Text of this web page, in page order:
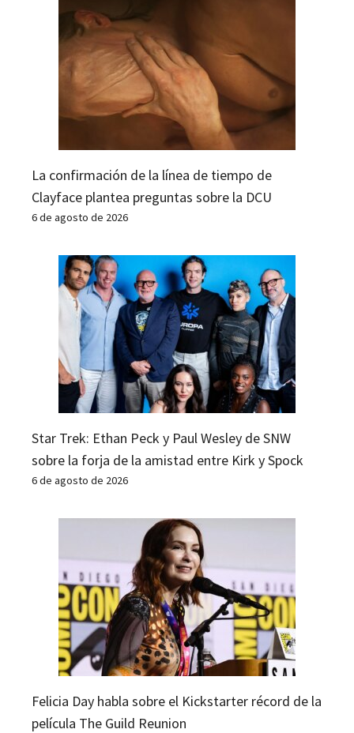
La confirmación de la línea de tiempo de
Clayface plantea preguntas sobre la DCU
6 de agosto de 2026
Star Trek: Ethan Peck y Paul Wesley de SNW
sobre la forja de la amistad entre Kirk y Spock
6 de agosto de 2026
Felicia Day habla sobre el Kickstarter récord de la
película The Guild Reunion